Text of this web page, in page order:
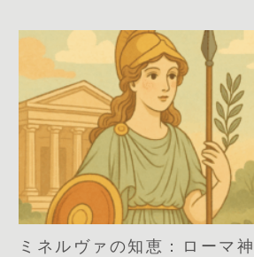
ミネルヴァの知恵：ローマ